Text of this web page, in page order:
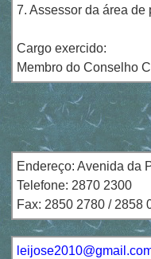
7. Assessor da área
Cargo exercido:
Membro do Conselho
Endereço: Avenida da
Telefone: 2870 2300
Fax: 2850 2780 / 2858